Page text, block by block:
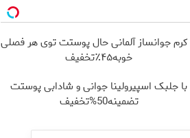
کرم جوانساز آلمانی حال پوستت توی هر فصلی
خوبه۴۵٪تخفیف
با جلبک اسپیرولینا جوانی و شادابی پوستت
تضمینه50%تخفیف